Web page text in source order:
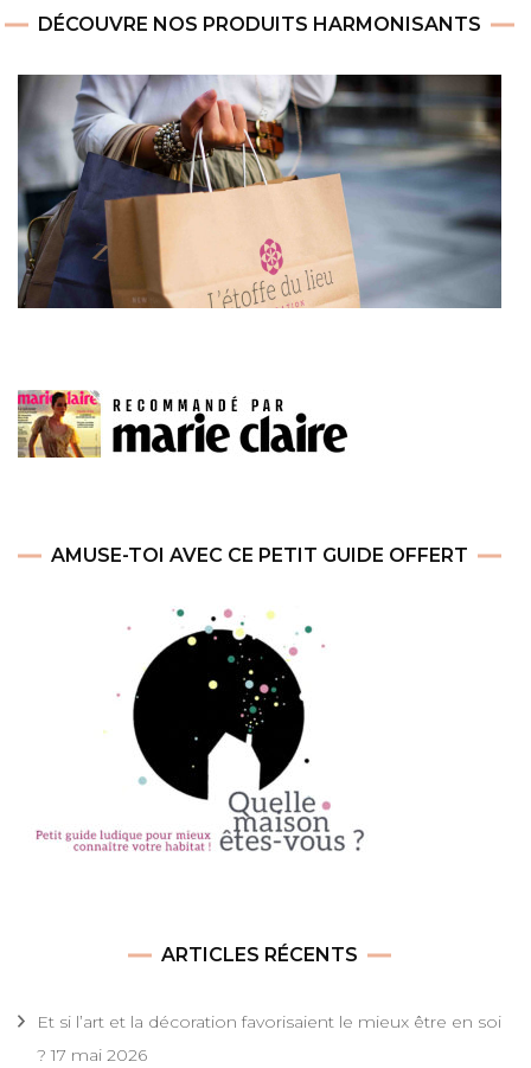
DÉCOUVRE NOS PRODUITS HARMONISANTS
AMUSE-TOI AVEC CE PETIT GUIDE OFFERT
ARTICLES RÉCENTS
Et si l’art et la décoration favorisaient le mieux être en soi
? 17 mai 2026